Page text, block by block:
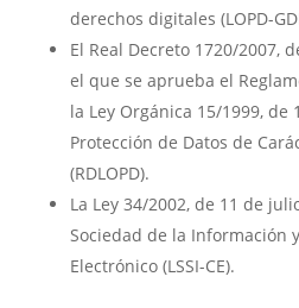
derechos digitales (LOPD-
El Real Decreto 1720/2007,
el que se aprueba el
la Ley Orgánica 15/1999, de
Protección de Datos de
(RDLOPD).
La Ley 34/2002, de 11 de
Sociedad de la Información
Electrónico (LSSI-CE).